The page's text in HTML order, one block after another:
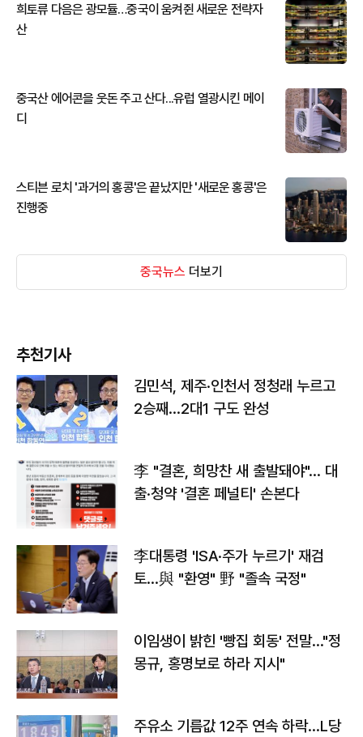
희토류 다음은 광모듈…중국이 움켜쥔 새로운 전략자
산
중국산 에어콘을 웃돈 주고 산다...유럽 열광시킨 메이
디
스티븐 로치 '과거의 홍콩'은 끝났지만 '새로운 홍콩'은
진행중
중국뉴스 더보기
추천기사
김민석, 제주·인천서 정청래 누르고
2승째…2대1 구도 완성
李 "결혼, 희망찬 새 출발돼야"… 대
출·청약 '결혼 페널티' 손본다
李대통령 'ISA·주가 누르기' 재검
토…與 "환영" 野 "졸속 국정"
이임생이 밝힌 '빵집 회동' 전말…"정
몽규, 홍명보로 하라 지시"
주유소 기름값 12주 연속 하락…L당